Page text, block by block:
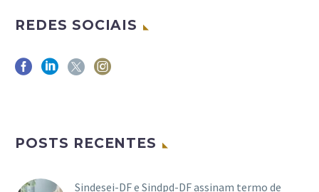
segundo pesquisa…
REDES SOCIAIS
POSTS RECENTES
Sindesei-DF e Sindpd-DF assinam termo de